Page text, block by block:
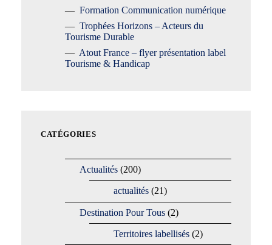
Formation Communication numérique
Trophées Horizons – Acteurs du
Tourisme Durable
Atout France – flyer présentation label
Tourisme & Handicap
CATÉGORIES
Actualités(200)
actualités(21)
Destination Pour Tous(2)
Territoires labellisés(2)